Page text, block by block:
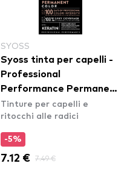
SYOSS
Syoss tinta per capelli -
Professional
Performance Permanent
Color - 5_29 Intense Red
Tinture per capelli e
ritocchi alle radici
-5%
7.12 € 7.49 €